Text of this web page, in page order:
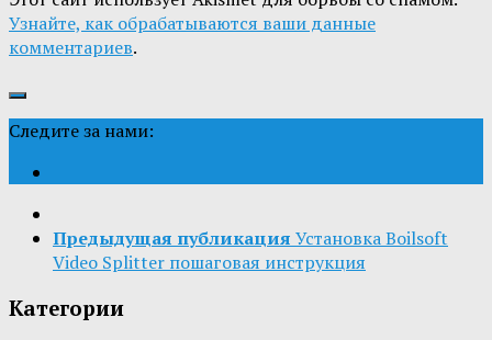
Узнайте, как обрабатываются ваши данные
комментариев.
Следите за нами:
Предыдущая публикация Установка Boilsoft
Video Splitter пошаговая инструкция
Категории